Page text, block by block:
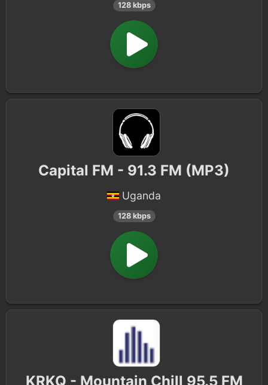
128 kbps
Capital FM - 91.3 FM (MP3)
Uganda
128 kbps
KRKQ - Mountain Chill 95.5 FM